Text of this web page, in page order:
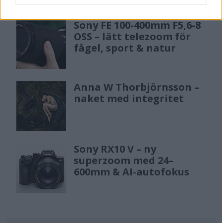
Sony FE 100-400mm F5,6-8
OSS – lätt telezoom för
fågel, sport & natur
Anna W Thorbjörnsson –
naket med integritet
Sony RX10 V – ny
superzoom med 24–
600mm & AI-autofokus